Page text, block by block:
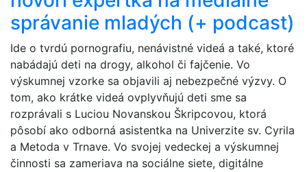
správanie mladých (+ podcast)
Ide o tvrdú pornografiu, nenávistné videá a také, ktoré
nabádajú deti na drogy, alkohol či fajčenie. Vo
výskumnej vzorke sa objavili aj nebezpečné výzvy. O
tom, ako krátke videá ovplyvňujú deti sme sa
rozprávali s Luciou Novanskou Škripcovou, ktorá
pôsobí ako odborná asistentka na Univerzite sv. Cyrila
a Metoda v Trnave. Vo svojej vedeckej a výskumnej
činnosti sa zameriava na sociálne siete, digitálne